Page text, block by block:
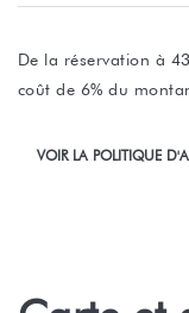
De la réservation à
coût de 6% du
VOIR LA POLITIQUE